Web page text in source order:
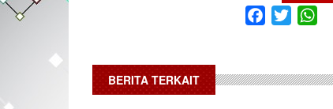
Facebook
Twitter
BERITA TERKAIT